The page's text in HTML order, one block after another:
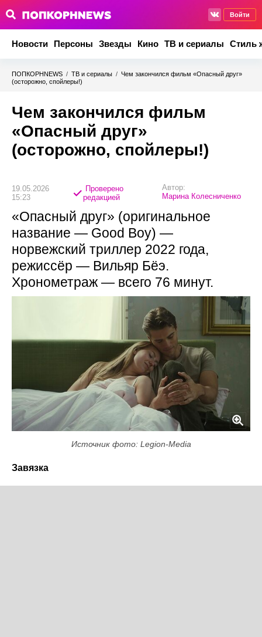
Войти
Новости Персоны Звезды Кино ТВ и сериалы Стиль
ПОПКОРНNEWS / ТВ и сериалы / Чем закончился фильм «Опасный друг»
(осторожно, спойлеры!)
Чем закончился фильм
«Опасный друг»
(осторожно, спойлеры!)
19.05.2026
15:23
Проверено
редакцией
Автор:
Марина Колесниченко
«Опасный друг» (оригинальное
название — Good Boy) —
норвежский триллер 2022 года,
режиссёр — Вильяр Бёэ.
Хронометраж — всего 76 минут.
Источник фото: Legion-Media
Завязка